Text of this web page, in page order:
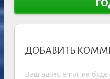
ДОБАВИТЬ
Ваш адрес email не